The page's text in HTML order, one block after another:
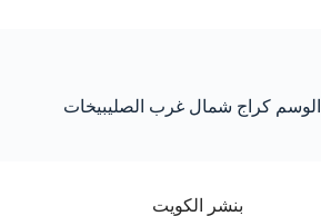
الوسم كراج شمال غرب الصليبيخات
بنشر الكويت